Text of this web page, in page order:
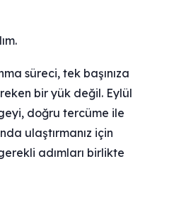
süreci, tek başınıza
bir yük değil. Eylül
doğru tercüme ile
ulaştırmanız için
adımları birlikte